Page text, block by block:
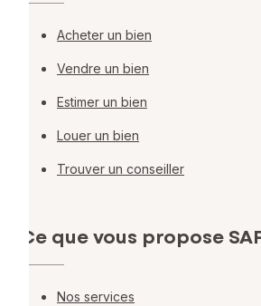
Acheter un bien
Vendre un bien
Estimer un bien
Louer un bien
Trouver un conseiller
Ce que vous propose
Nos services